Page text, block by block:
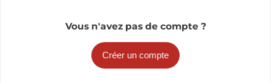
Vous n'avez pas de compte ?
Créer un compte